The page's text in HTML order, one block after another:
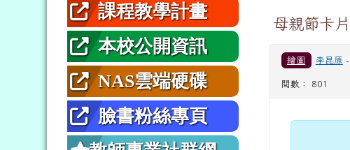
課程教學計畫
本校公開資訊
NAS雲端硬碟
臉書粉絲專頁
母親節卡片
繪圖 李昆原 -
閱數： 801